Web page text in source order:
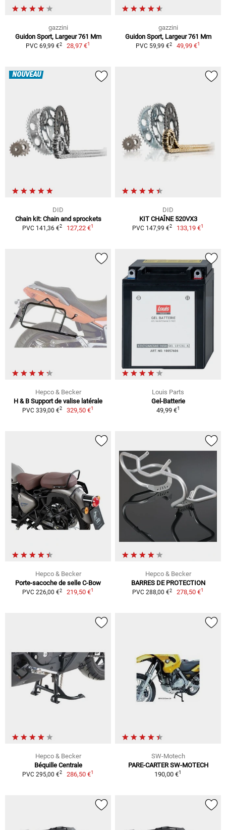
gazzini
Guidon Sport, Largeur 761 Mm
PVC 69,99 €2 28,97 €1
gazzini
Guidon Sport, Largeur 761 Mm
PVC 59,99 €2 49,99 €1
NOUVEAU
DID
Chain kit: Chain and sprockets
PVC 141,36 €2 127,22 €1
DID
KIT CHAÎNE 520VX3
PVC 147,99 €2 133,19 €1
Hepco & Becker
H & B Support de valise latérale
PVC 339,00 €2 329,50 €1
Louis Parts
Gel-Batterie
49,99 €1
Hepco & Becker
Porte-sacoche de selle C-Bow
PVC 226,00 €2 219,50 €1
Hepco & Becker
BARRES DE PROTECTION
PVC 288,00 €2 278,50 €1
Hepco & Becker
Béquille Centrale
PVC 295,00 €2 286,50 €1
SW-Motech
PARE-CARTER SW-MOTECH
190,00 €1